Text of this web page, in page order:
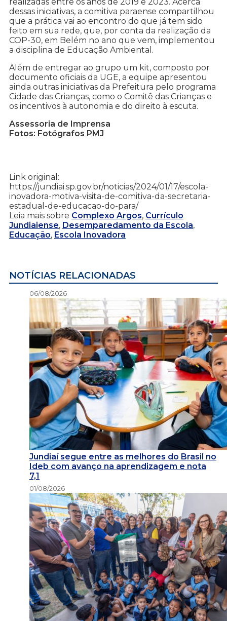
realizadas entre os anos de 2019 e 2023. Acerca
dessas iniciativas, a comitiva paraense compartilhou
que a prática vai ao encontro do que já tem sido
feito em sua rede, que, por conta da realização da
COP-30, em Belém no ano que vem, implementou
a disciplina de Educação Ambiental.
Além de entregar ao grupo um kit, composto por
documento oficiais da UGE, a equipe apresentou
ainda outras iniciativas da Prefeitura pelo programa
Cidade das Crianças, como o Comitê das Crianças e
os incentivos à autonomia e do direito à escuta.
Assessoria de Imprensa
Fotos: Fotógrafos PMJ
Link original:
https://jundiai.sp.gov.br/noticias/2024/01/17/escola-
inovadora-motiva-visita-de-comitiva-da-secretaria-
estadual-de-educacao-do-para/
Leia mais sobre Complexo Argos, Currículo
Jundiaiense, Desemparedamento da Escola,
Educação, Escola Inovadora
NOTÍCIAS RELACIONADAS
06/08/2026
Jundiaí segue entre as melhores do Brasil no
Ideb com avanço na aprendizagem e nota
7,1
01/08/2026